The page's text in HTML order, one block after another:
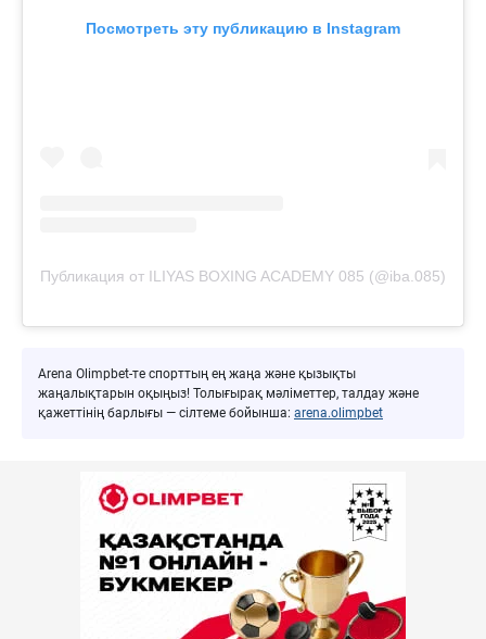
Посмотреть эту публикацию в Instagram
Публикация от ILIYAS BOXING ACADEMY 085 (@iba.085)
Arena Olimpbet-те спорттың ең жаңа және қызықты
жаңалықтарын оқыңыз! Толығырақ мәліметтер, талдау және
қажеттінің барлығы — сілтеме бойынша: arena.olimpbet